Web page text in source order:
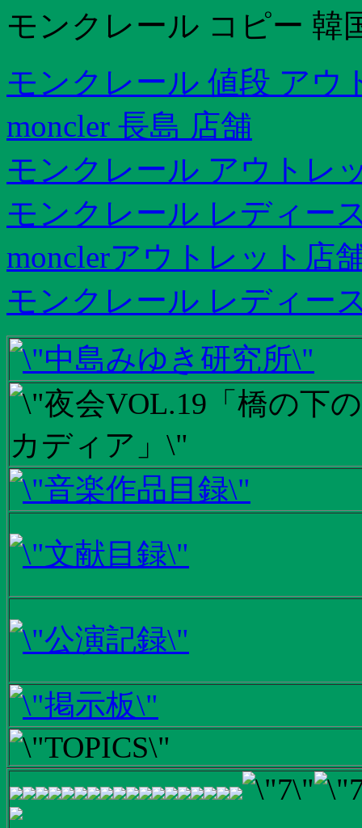
モンクレール コピー 韓
モンクレール 値段 アウ
moncler 長島 店舗
モンクレール アウトレ
モンクレール レディー
monclerアウトレット店
モンクレール レディー